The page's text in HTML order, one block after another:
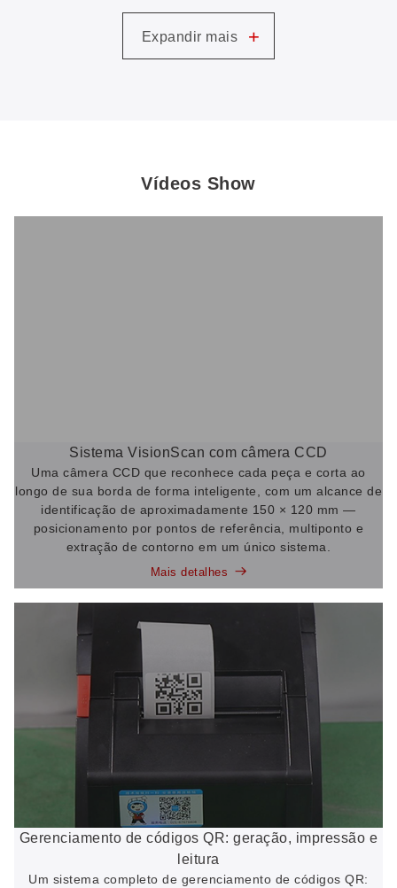
Expandir mais +
Vídeos Show
Sistema VisionScan com câmera CCD
Uma câmera CCD que reconhece cada peça e corta ao
longo de sua borda de forma inteligente, com um alcance de
identificação de aproximadamente 150 × 120 mm —
posicionamento por pontos de referência, multiponto e
extração de contorno em um único sistema.
Mais detalhes
Gerenciamento de códigos QR: geração, impressão e
leitura
Um sistema completo de gerenciamento de códigos QR: